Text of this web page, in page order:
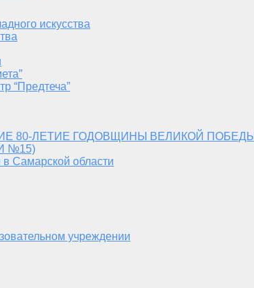
искусства
“Предтеча”
80-ЛЕТИЕ ГОДОВЩИНЫ ВЕЛИКОЙ ПОБЕДЫ
№15)
в Самарской области
учреждении